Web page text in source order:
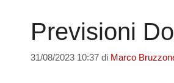
Previsioni
31/08/2023 10:37 di Marco